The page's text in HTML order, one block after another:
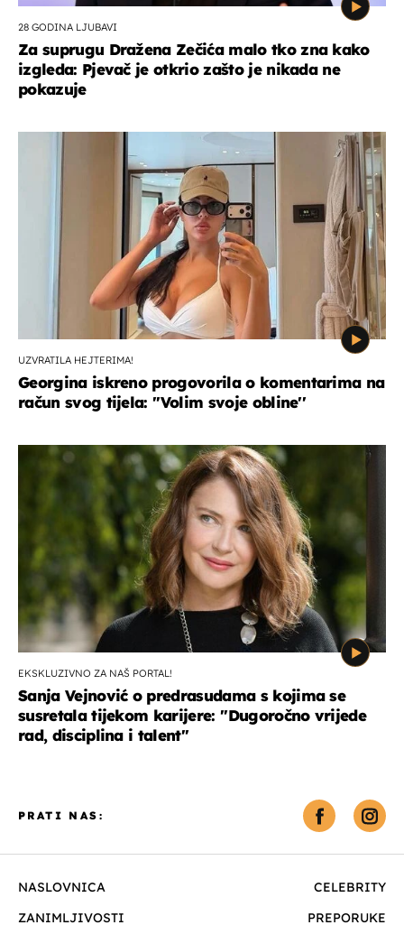
28 GODINA LJUBAVI
Za suprugu Dražena Zečića malo tko zna kako
izgleda: Pjevač je otkrio zašto je nikada ne
pokazuje
UZVRATILA HEJTERIMA!
Georgina iskreno progovorila o komentarima na
račun svog tijela: ''Volim svoje obline''
EKSKLUZIVNO ZA NAŠ PORTAL!
Sanja Vejnović o predrasudama s kojima se
susretala tijekom karijere: ''Dugoročno vrijede
rad, disciplina i talent''
NASLOVNICA
CELEBRITY
ZANIMLJIVOSTI
PREPORUKE
PRATI NAS: